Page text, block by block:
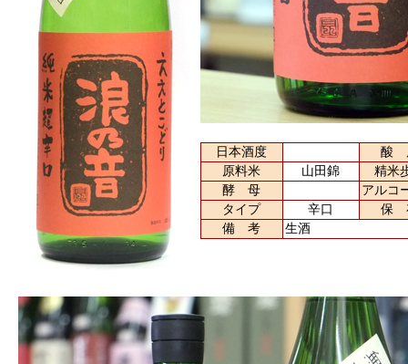
日本酒度
酸
原料米
山田錦
精米
酵 母
アルコ
タイプ
辛口
保
備 考
生酒